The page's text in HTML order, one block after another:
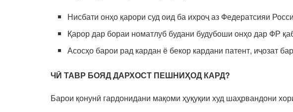
Нисбати онҳо қарори суд оид ба ихроҷ аз Федератсияи
Қарор дар бораи номатлуб будани будубоши онҳо дар ФР
Асосҳо барои рад кардан ё бекор кардани патент, иҷозат
ЧӢ ТАВР БОЯД ДАРХОСТ ПЕШНИҲОД КАРД?
Барои қонунӣ гардонидани мақоми ҳуқуқии худ шаҳрвандони